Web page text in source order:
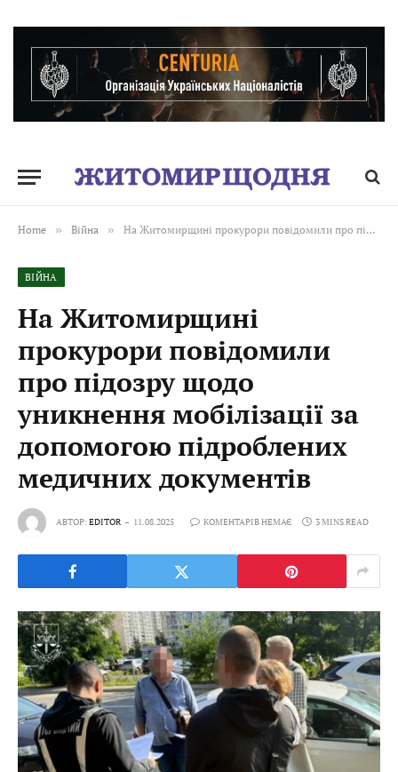
Home » Війна » На Житомирщині прокурори повідомили про підозру щодо уникнення мобілізації за допомогою підроблених медичних документів
ВІЙНА
На Житомирщині
прокурори повідомили
про підозру щодо
уникнення мобілізації за
допомогою підроблених
медичних документів
АВТОР:EDITOR 11.08.2025 КОМЕНТАРІВ НЕМАЄ 3 MINS READ